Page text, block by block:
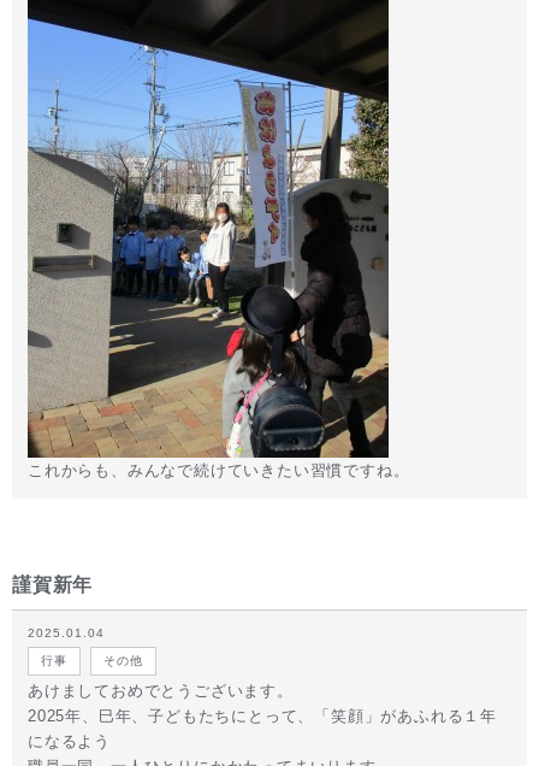
これからも、みんなで続けていきたい習慣ですね。
謹賀新年
2025.01.04
行事 その他
あけましておめでとうございます。
2025年、巳年、子どもたちにとって、「笑顔」があふれる１年
になるよう